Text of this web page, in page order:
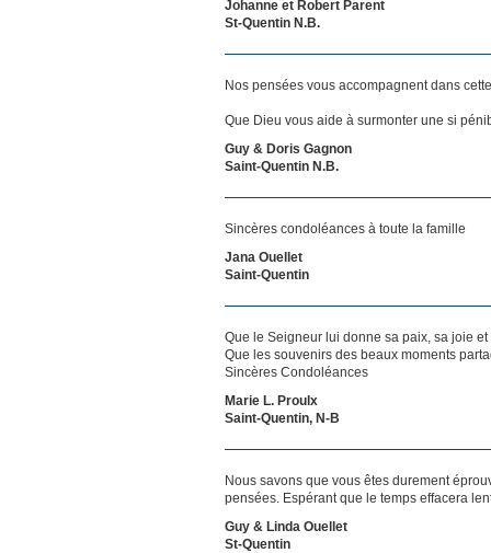
Johanne et Robert Parent
St-Quentin N.B.
Nos pensées vous accompagnent dans
Que Dieu vous aide à surmonter une si
Guy & Doris Gagnon
Saint-Quentin N.B.
Sincères condoléances à toute la famille
Jana Ouellet
Saint-Quentin
Que le Seigneur lui donne sa paix, sa joie
Que les souvenirs des beaux moments
Sincères Condoléances
Marie L. Proulx
Saint-Quentin, N-B
Nous savons que vous êtes durement
pensées. Espérant que le temps effacera
Guy & Linda Ouellet
St-Quentin